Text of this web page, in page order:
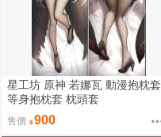
星工坊 原神 若娜瓦 動漫抱枕套
等身抱枕套 枕頭套
售價 900